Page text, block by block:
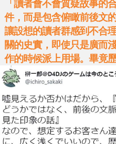
「讀者會不會質疑故事的
件，而是包含俯瞰前後文
讓設想的讀者群感到不合
關的史實，即使只是廣而
作的時候派上用場。畢竟